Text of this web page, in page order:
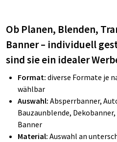
Ob Planen, Blenden,
Banner – individuell
sind sie ein idealer
Format: diverse Formate je
wählbar
Auswahl: Absperrbanner,
Bauzaunblende,
Banner
Material: Auswahl an